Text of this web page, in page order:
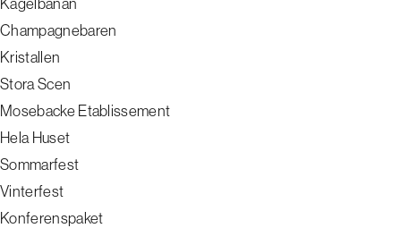
Kägelbanan
Champagnebaren
Kristallen
Stora Scen
Mosebacke Etablissement
Hela Huset
Sommarfest
Vinterfest
Konferenspaket